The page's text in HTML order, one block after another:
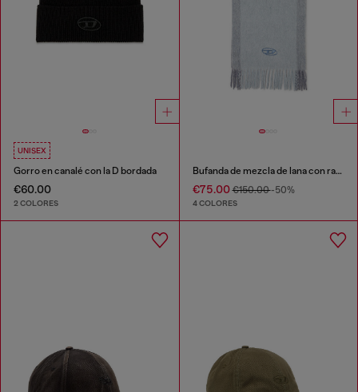
UNISEX
Gorro en canalé con la D bordada
€60.00
2 COLORES
Bufanda de mezcla de lana con rayas en contraste
€75.00€150.00-50%
4 COLORES